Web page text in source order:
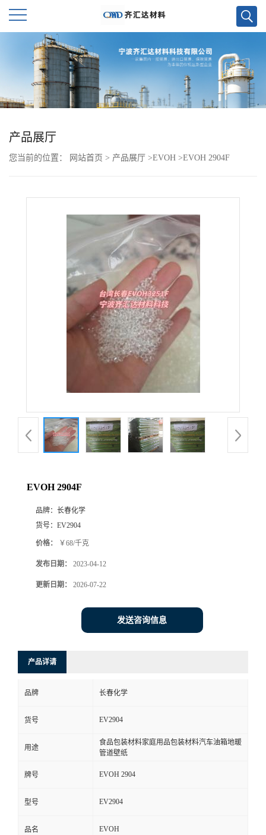
首
页
公
品
厅
系
产品展厅
您当前的位置： 网站首页 > 产品展厅 >EVOH >EVOH 2904F
EVOH 2904F
品牌： 长春化学
货号： EV2904
价格： ￥68/千克
发布日期： 2023-04-12
更新日期： 2026-07-22
发送咨询信息
产品详请
品牌 长春化学
货号 EV2904
用途
食品包装材料家庭用品包装材料汽车油箱地暖
管道壁纸
牌号 EVOH 2904
型号 EV2904
品名 EVOH